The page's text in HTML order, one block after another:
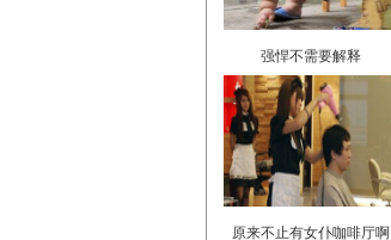
强悍不需要解释
原来不止有女仆咖啡厅啊